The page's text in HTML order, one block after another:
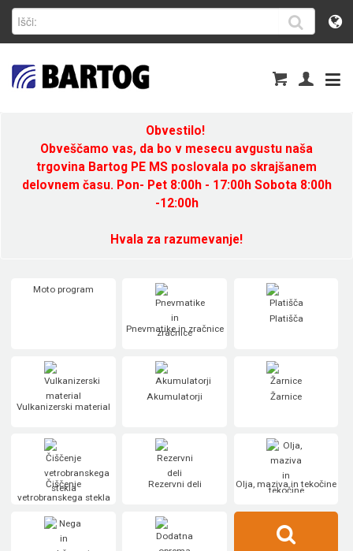
Obvestilo!
Obveščamo vas, da bo v mesecu avgustu naša
trgovina Bartog PE MS poslovala po skrajšanem
delovnem času. Pon- Pet 8:00h - 17:00h Sobota 8:00h
-12:00h
Hvala za razumevanje!
Moto program
Pnevmatike in zračnice
Platišča
Vulkanizerski material
Akumulatorji Žarnice
Čiščenje
vetrobranskega stekla
Rezervni deli Olja, maziva in tekočine